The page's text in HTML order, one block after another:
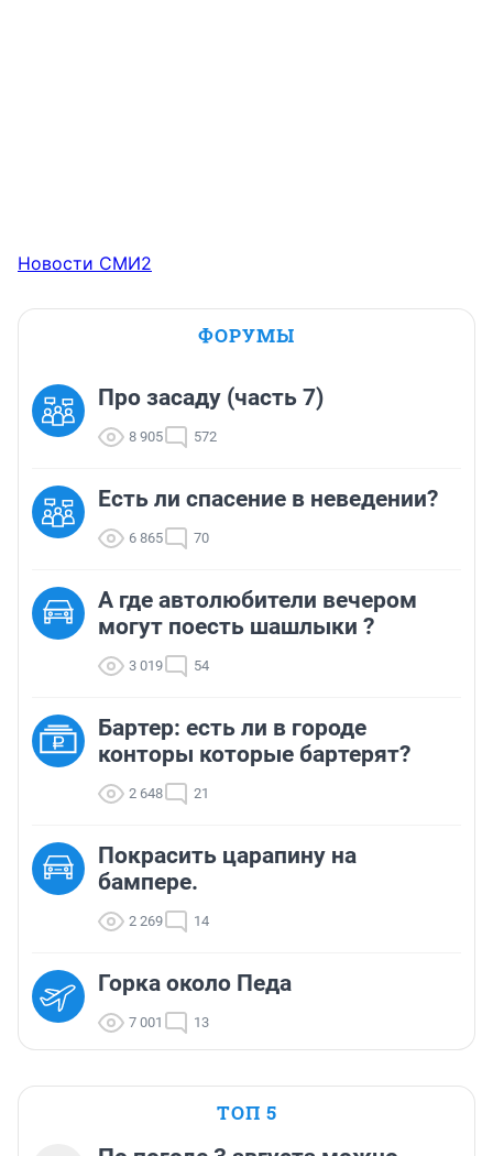
Новости СМИ2
ФОРУМЫ
Про засаду (часть 7)
8 905 572
Есть ли спасение в неведении?
6 865 70
А где автолюбители вечером
могут поесть шашлыки ?
3 019 54
Бартер: есть ли в городе
конторы которые бартерят?
2 648 21
Покрасить царапину на
бампере.
2 269 14
Горка около Педа
7 001 13
ТОП 5